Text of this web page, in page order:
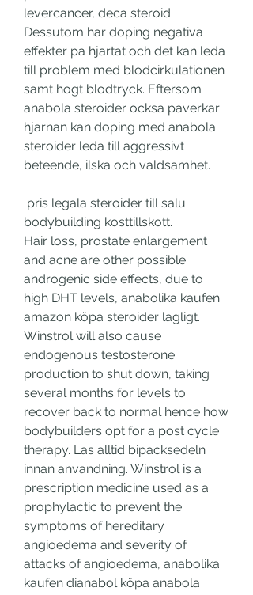
levercancer, deca steroid.
Dessutom har doping negativa
effekter pa hjartat och det kan leda
till problem med blodcirkulationen
samt hogt blodtryck. Eftersom
anabola steroider ocksa paverkar
hjarnan kan doping med anabola
steroider leda till aggressivt
beteende, ilska och valdsamhet.
bodybuilding kosttillskott.
Hair loss, prostate enlargement
and acne are other possible
androgenic side effects, due to
high DHT levels, anabolika kaufen
amazon köpa steroider lagligt.
Winstrol will also cause
endogenous testosterone
production to shut down, taking
several months for levels to
recover back to normal hence how
bodybuilders opt for a post cycle
therapy. Las alltid bipacksedeln
innan anvandning. Winstrol is a
prescription medicine used as a
prophylactic to prevent the
symptoms of hereditary
angioedema and severity of
attacks of angioedema, anabolika
kaufen dianabol köpa anabola